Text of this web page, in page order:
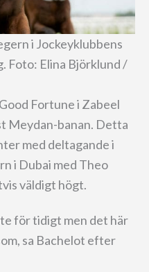
i Jockeyklubbens
Foto: Elina Björklund /
Fortune i Zabeel
Meydan-banan. Detta
med deltagande i
i Dubai med Theo
väldigt högt.
för tidigt men det här
sa Bachelot efter